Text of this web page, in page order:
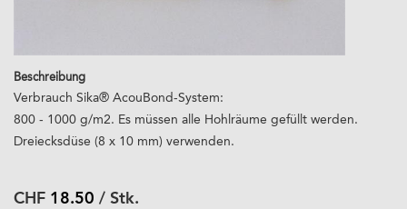
Beschreibung
Verbrauch Sika® AcouBond-System:
800 - 1000 g/m2. Es müssen alle Hohlräume gefüllt werden.
Dreiecksdüse (8 x 10 mm) verwenden.
CHF 18.50 / Stk.